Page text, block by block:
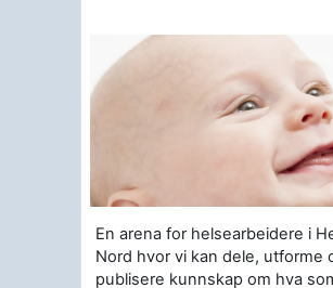
En arena for helsearbeidere i
Nord hvor vi kan dele, utforme
publisere kunnskap om hva